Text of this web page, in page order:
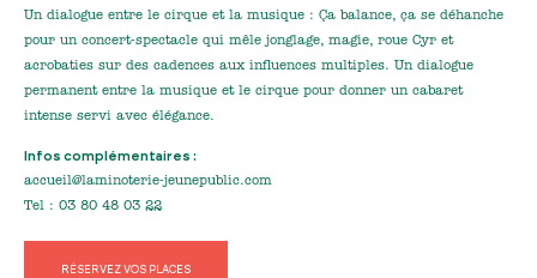
Un dialogue entre le cirque et la musique : Ça balance, ça se déhanche
pour un concert-spectacle qui mêle jonglage, magie, roue Cyr et
acrobaties sur des cadences aux influences multiples. Un dialogue
permanent entre la musique et le cirque pour donner un cabaret
intense servi avec élégance.
Infos complémentaires :
accueil@laminoterie-jeunepublic.com
Tel : 03 80 48 03 22
RÉSERVEZ VOS PLACES